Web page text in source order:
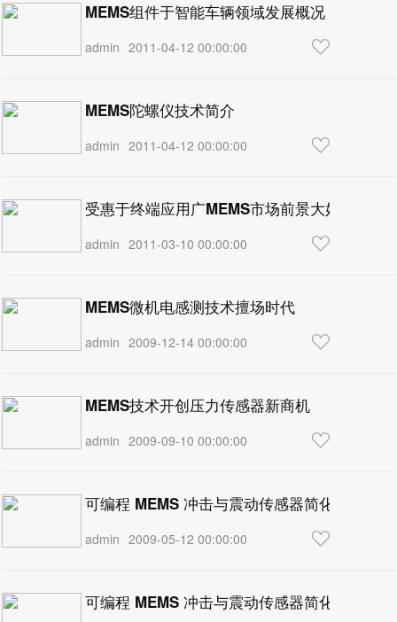
MEMS组件于智能车辆领域发展概况
admin 2011-04-12 00:00:00
MEMS陀螺仪技术简介
admin 2011-04-12 00:00:00
受惠于终端应用广MEMS市场前景大好
admin 2011-03-10 00:00:00
MEMS微机电感测技术擅场时代
admin 2009-12-14 00:00:00
MEMS技术开创压力传感器新商机
admin 2009-09-10 00:00:00
可编程 MEMS 冲击与震动传感器简化工业和
admin 2009-05-12 00:00:00
可编程 MEMS 冲击与震动传感器简化工业和